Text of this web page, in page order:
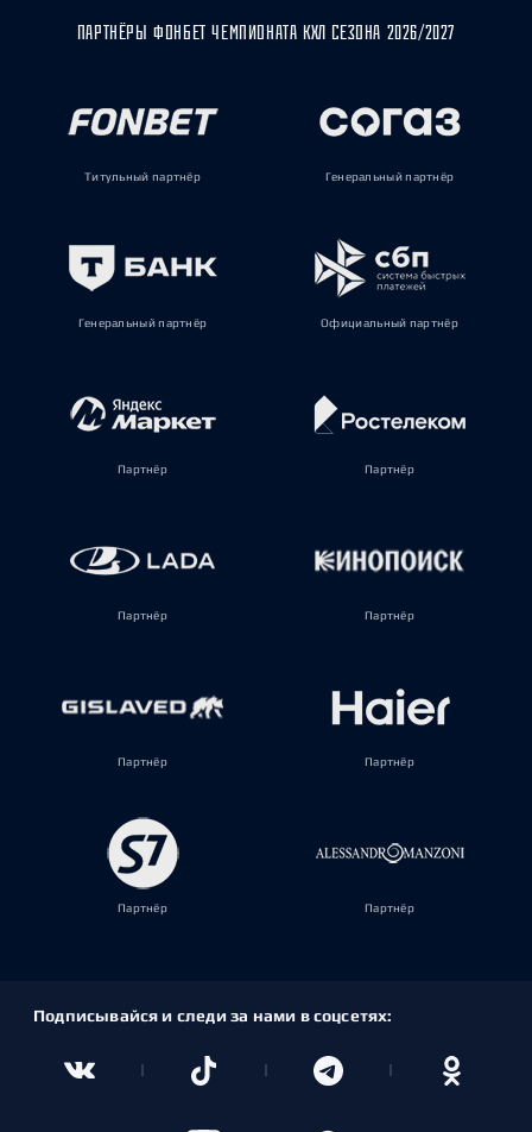
ПАРТНЁРЫ ФОНБЕТ ЧЕМПИОНАТА КХЛ СЕЗОНА 2026/2027
Титульный партнёр Генеральный партнёр
Генеральный партнёр Официальный партнёр
Партнёр Партнёр
Партнёр Партнёр
Партнёр Партнёр
Партнёр Партнёр
Подписывайся и следи за нами в соцсетях: